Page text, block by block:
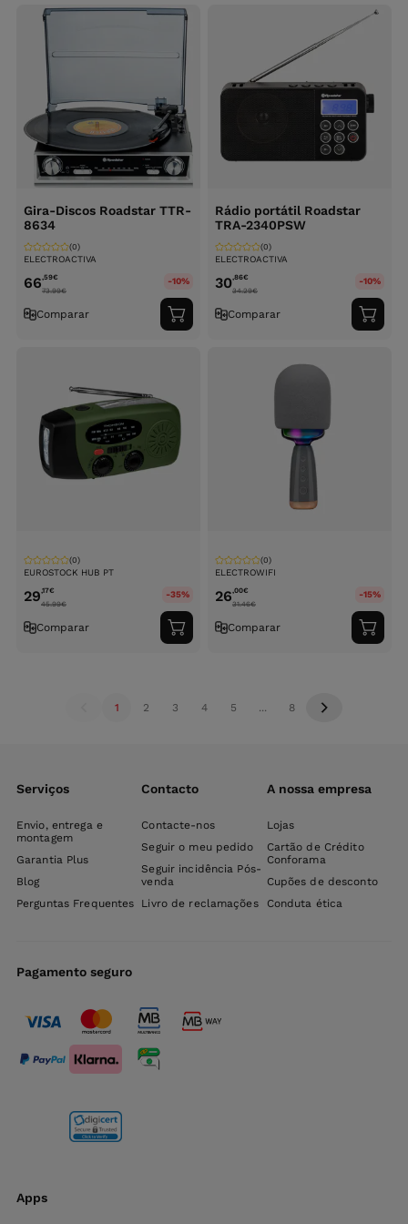
carrinho
Gira-Discos Roadstar TTR-
8634
ELECTROACTIVA
(0)
66,59€
73.99€
-10%
Comparar
Adicionar
ao
Rádio portátil Roadstar
TRA-2340PSW
ELECTROACTIVA
(0)
30,86€
34.29€
-10%
Comparar
ao
EUROSTOCK HUB PT
(0)
29,17€
45.99€
-35%
Comparar
Adicionar
ao
ELECTROWIFI
(0)
26,00€
31.46€
-15%
Comparar
ao
1 2 3 4 5 ... 8
Serviços
Envio, entrega e
montagem
Garantia Plus
Blog
Perguntas Frequentes
Contacto
Contacte-nos
Seguir o meu pedido
Seguir incidência Pós-
venda
Livro de reclamações
A nossa empresa
Lojas
Cartão de Crédito
Conforama
Cupões de desconto
Conduta ética
Pagamento seguro
Apps